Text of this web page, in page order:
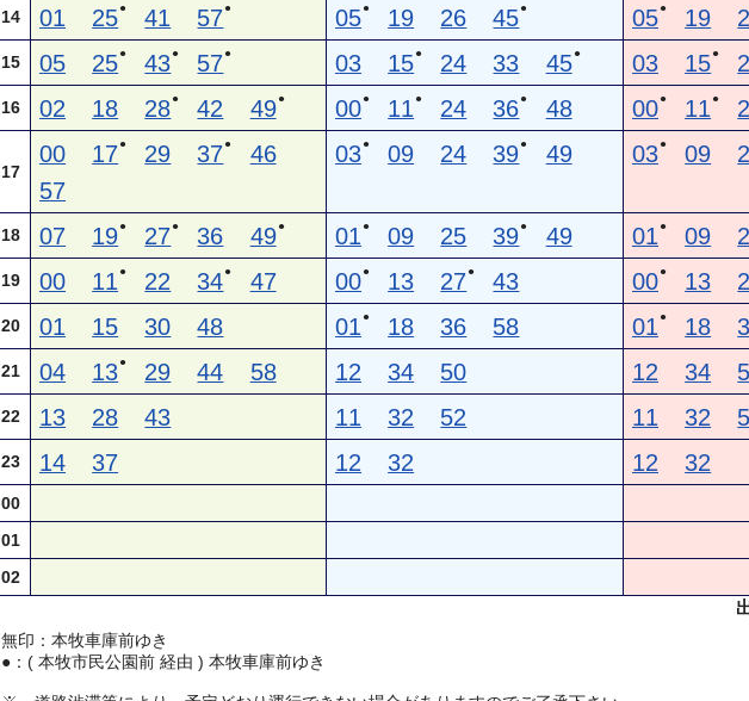
14 01 25● 41 57● 05● 19 26 45● 05● 19
15 05 25● 43● 57● 03 15● 24 33 45 ● 03 15●
16 02 18 28● 42 49 ● 00● 11 ● 24 36● 48 00● 11 ●
17
00 17● 29 37●
46
57
03● 09 24 39● 49 03● 09
18 07 19● 27● 36 49 ● 01 ● 09 25 39● 49 01 ● 09
19 00 11 ● 22 34● 47 00● 13 27● 43 00● 13
20 01 15 30 48 01 ● 18 36 58 01 ● 18
21 04 13● 29 44 58 12 34 50 12 34
22 13 28 43 11 32 52 11 32
23 14 37 12 32 12 32
00
01
02
無印：本牧車庫前ゆき
●：( 本牧市民公園前 経由 ) 本牧車庫前ゆき